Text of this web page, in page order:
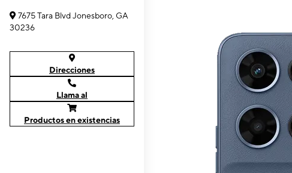
7675 Tara Blvd Jonesboro, GA
30236
Direcciones
Llama al
Productos en existencias